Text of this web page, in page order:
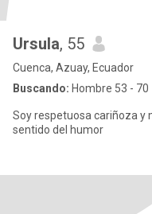
Ursula, 55
Cuenca, Azuay, Ecuador
Buscando: Hombre 53 - 70
Soy respetuosa cariñoza y
sentido del humor